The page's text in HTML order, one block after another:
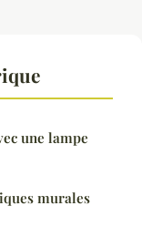
une lampe
murales